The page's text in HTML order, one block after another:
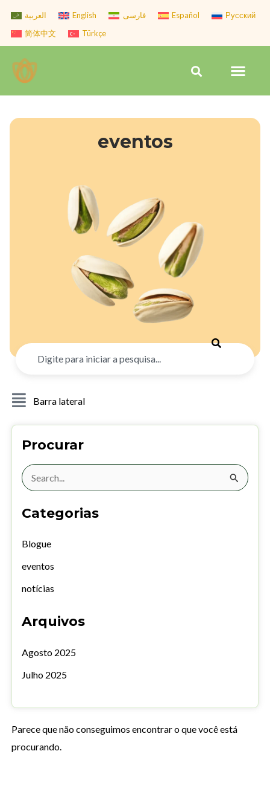
content
العربية English فارسی Español
Русский
简体中文
Türkçe
Search
eventos
Search
Barra lateral
Procurar
Search
Categorias
Blogue
eventos
notícias
Arquivos
Agosto 2025
Julho 2025
Parece que não conseguimos encontrar o que você está
procurando.